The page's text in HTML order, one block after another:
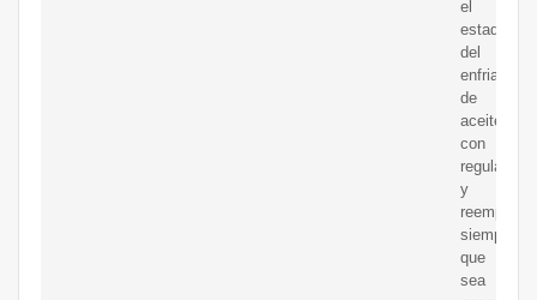
el
estado
del
enfriador
de
aceite
con
regularidad
y
siempre
que
sea